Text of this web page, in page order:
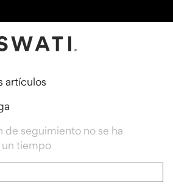
artículos
de seguimiento no se ha
un tiempo